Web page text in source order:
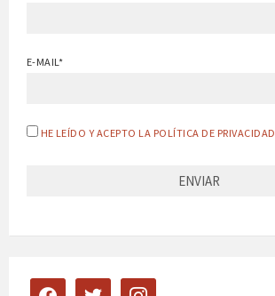
E-MAIL*
HE LEÍDO Y ACEPTO LA POLÍTICA DE PRIVACIDAD
facebook twitter instagram